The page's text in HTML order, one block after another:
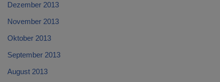
Dezember 2013
November 2013
Oktober 2013
September 2013
August 2013